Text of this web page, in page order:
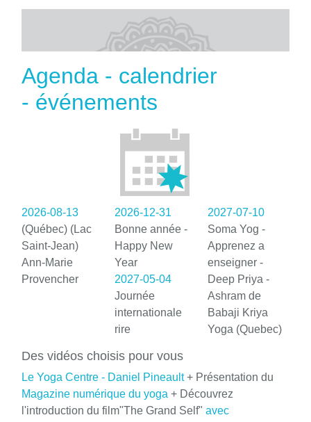
Agenda - calendrier
- événements
2026-08-13
(Québec) (Lac
Saint-Jean)
Ann-Marie
Provencher
2026-12-31
Bonne année -
Happy New
Year
2027-05-04
Journée
internationale
rire
2027-07-10
Soma Yog -
Apprenez a
enseigner -
Deep Priya -
Ashram de
Babaji Kriya
Yoga (Quebec)
Des vidéos choisis pour vous
Le Yoga Centre - Daniel Pineault+ Présentation du
Magazine numérique du yoga + Découvrez
l'introduction du film"The Grand Self" avec